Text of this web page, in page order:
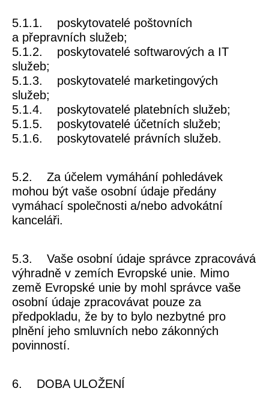
5.1.1. poskytovatelé poštovních
a přepravních služeb;
5.1.2. poskytovatelé softwarových a IT
služeb;
5.1.3. poskytovatelé marketingových
služeb;
5.1.4. poskytovatelé platebních služeb;
5.1.5. poskytovatelé účetních služeb;
5.1.6. poskytovatelé právních služeb.
5.2. Za účelem vymáhání pohledávek
mohou být vaše osobní údaje předány
vymáhací společnosti a/nebo advokátní
kanceláři.
5.3. Vaše osobní údaje správce zpracovává
výhradně v zemích Evropské unie. Mimo
země Evropské unie by mohl správce vaše
osobní údaje zpracovávat pouze za
předpokladu, že by to bylo nezbytné pro
plnění jeho smluvních nebo zákonných
povinností.
6. DOBA ULOŽENÍ